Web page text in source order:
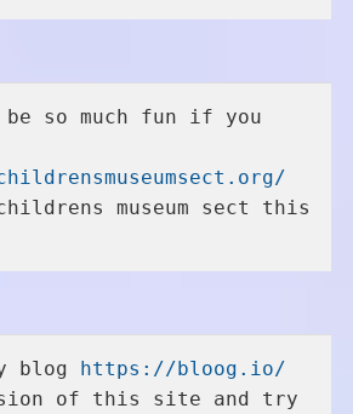
be so much fun if you
museum sect this
blog
https://bloog.io/
of this site and try